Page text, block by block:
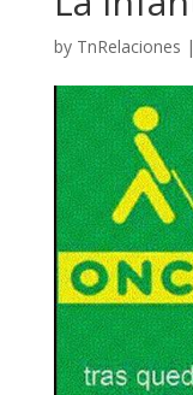
by TnRelaciones |